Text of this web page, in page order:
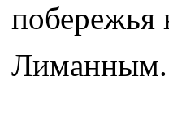
побережья
Лиманным.